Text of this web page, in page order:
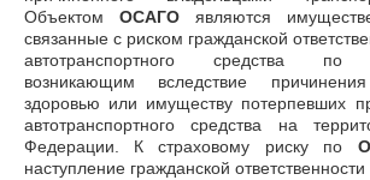
Объектом ОСАГОявляются
связанные с риском гражданской
автотранспортного средства по
возникающим вследствие
здоровью или имуществу потерпевших
автотранспортного средства на
Федерации. К страховому риску по
наступление гражданской